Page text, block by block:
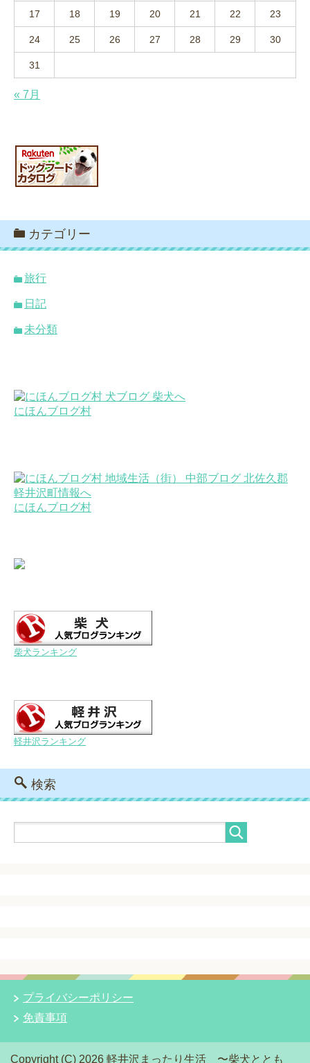
17 18 19 20 21 22 23
24 25 26 27 28 29 30
31
« 7月
カテゴリー
旅行
日記
未分類
にほんブログ村
にほんブログ村
柴犬ランキング
軽井沢ランキング
検索
プライバシーポリシー
免責事項
Copyright (C) 2026 軽井沢まったり生活 〜柴犬ととも